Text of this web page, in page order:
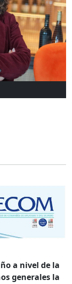
a nivel de la
generales la